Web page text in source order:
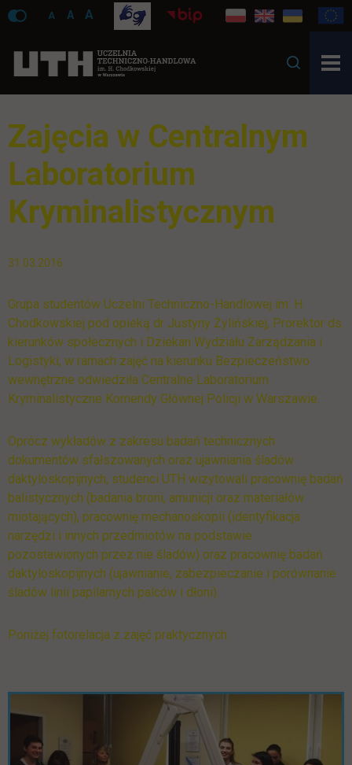
A A A
Zajęcia w Centralnym
Laboratorium
Kryminalistycznym
31.03.2016
Grupa studentów Uczelni Techniczno-Handlowej im. H.
Chodkowskiej pod opieką dr Justyny Żylińskiej, Prorektor ds.
kierunków społecznych i Dziekan Wydziału Zarządzania i
Logistyki, w ramach zajęć na kierunku Bezpieczeństwo
wewnętrzne odwiedziła Centralne Laboratorium
Kryminalistyczne Komendy Głównej Policji w Warszawie.
Oprócz wykładów z zakresu badań technicznych
dokumentów sfałszowanych oraz ujawniania śladów
daktyloskopijnych, studenci UTH wizytowali pracownię badań
balistycznych (badania broni, amunicji oraz materiałów
miotających), pracownię mechanoskopii (identyfikacja
narzędzi i innych przedmiotów na podstawie
pozostawionych przez nie śladów) oraz pracownię badań
daktyloskopijnych (ujawnianie, zabezpieczanie i porównanie
śladów linii papilarnych palców i dłoni).
Poniżej fotorelacja z zajęć praktycznych.